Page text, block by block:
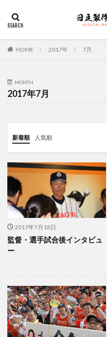
HOME 2017年 7月
MONTH
2017年7月
新着順 人気順
2017年7月18日
監督・選手試合後インタビュ
ー
SEO
カテゴリー
タグ